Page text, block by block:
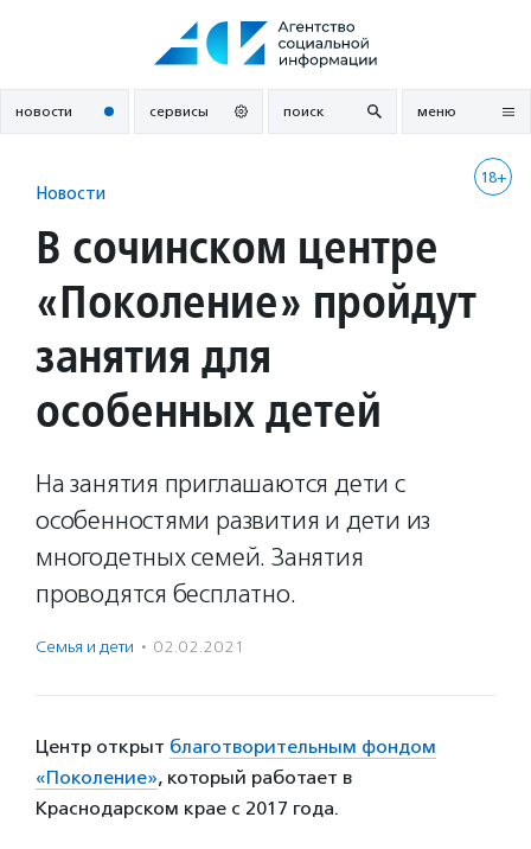
новости сервисы поиск меню
18+
Новости
В сочинском центре
«Поколение» пройдут
занятия для
особенных детей
На занятия приглашаются дети с
особенностями развития и дети из
многодетных семей. Занятия
проводятся бесплатно.
Семья и дети · 02.02.2021
Центр открыт благотворительным фондом
«Поколение», который работает в
Краснодарском крае с 2017 года.